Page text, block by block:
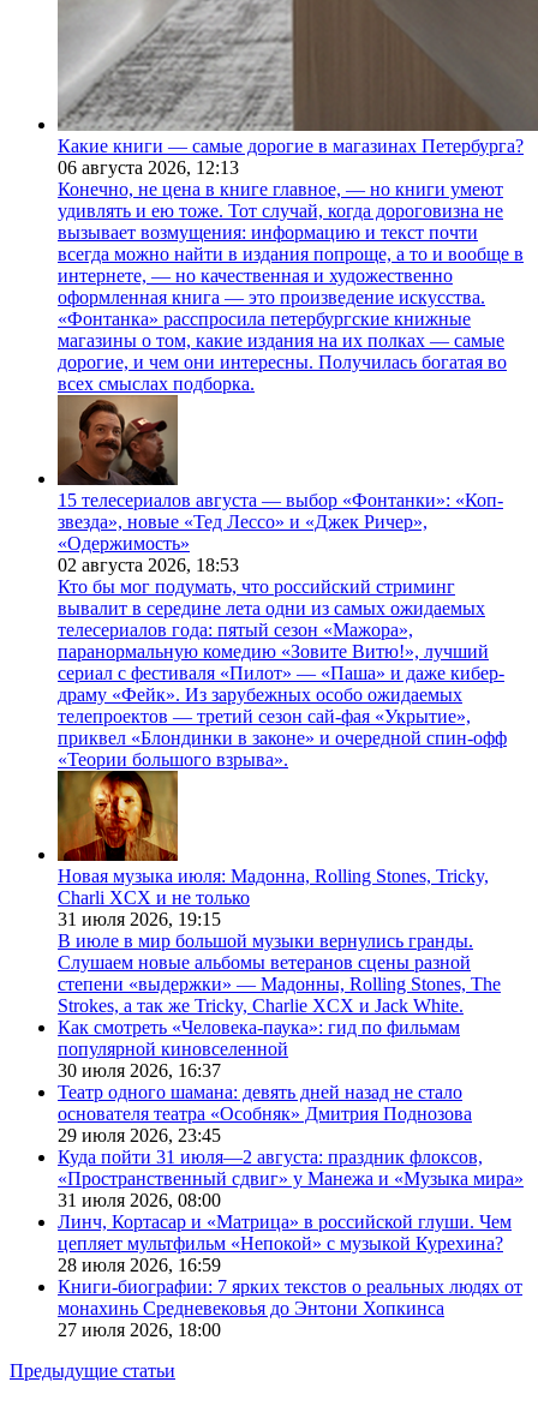
Какие книги — самые дорогие в магазинах Петербурга?
06 августа 2026, 12:13
Конечно, не цена в книге главное, — но книги умеют
удивлять и ею тоже. Тот случай, когда дороговизна не
вызывает возмущения: информацию и текст почти
всегда можно найти в издания попроще, а то и вообще в
интернете, — но качественная и художественно
оформленная книга — это произведение искусства.
«Фонтанка» расспросила петербургские книжные
магазины о том, какие издания на их полках — самые
дорогие, и чем они интересны. Получилась богатая во
всех смыслах подборка.
15 телесериалов августа — выбор «Фонтанки»: «Коп-
звезда», новые «Тед Лессо» и «Джек Ричер»,
«Одержимость»
02 августа 2026, 18:53
Кто бы мог подумать, что российский стриминг
вывалит в середине лета одни из самых ожидаемых
телесериалов года: пятый сезон «Мажора»,
паранормальную комедию «Зовите Витю!», лучший
сериал с фестиваля «Пилот» — «Паша» и даже кибер-
драму «Фейк». Из зарубежных особо ожидаемых
телепроектов — третий сезон сай-фая «Укрытие»,
приквел «Блондинки в законе» и очередной спин-офф
«Теории большого взрыва».
Новая музыка июля: Мадонна, Rolling Stones, Tricky,
Charli XCX и не только
31 июля 2026, 19:15
В июле в мир большой музыки вернулись гранды.
Слушаем новые альбомы ветеранов сцены разной
степени «выдержки» — Мадонны, Rolling Stones, The
Strokes, а так же Tricky, Charlie XCX и Jack White.
Как смотреть «Человека-паука»: гид по фильмам
популярной киновселенной
30 июля 2026, 16:37
Театр одного шамана: девять дней назад не стало
основателя театра «Особняк» Дмитрия Поднозова
29 июля 2026, 23:45
Куда пойти 31 июля—2 августа: праздник флоксов,
«Пространственный сдвиг» у Манежа и «Музыка мира»
31 июля 2026, 08:00
Линч, Кортасар и «Матрица» в российской глуши. Чем
цепляет мультфильм «Непокой» с музыкой Курехина?
28 июля 2026, 16:59
Книги-биографии: 7 ярких текстов о реальных людях от
монахинь Средневековья до Энтони Хопкинса
27 июля 2026, 18:00
Предыдущие статьи